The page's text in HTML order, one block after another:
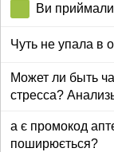
Ви
Чуть не упала в
Может ли быть
стресса?
а є промокод
поширюється?